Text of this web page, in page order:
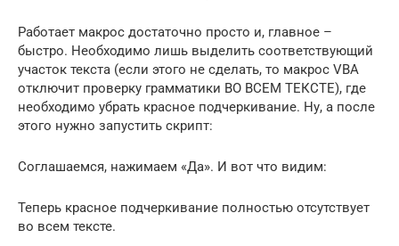
Работает макрос достаточно просто и, главное –
быстро. Необходимо лишь выделить соответствующий
участок текста (если этого не сделать, то макрос VBA
отключит проверку грамматики ВО ВСЕМ ТЕКСТЕ), где
необходимо убрать красное подчеркивание. Ну, а после
этого нужно запустить скрипт:
Соглашаемся, нажимаем «Да». И вот что видим:
Теперь красное подчеркивание полностью отсутствует
во всем тексте.